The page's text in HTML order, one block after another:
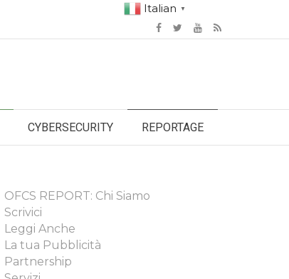
Italian ▼
CYBERSECURITY REPORTAGE
OFCS REPORT: Chi Siamo
Scrivici
Leggi Anche
La tua Pubblicità
Partnership